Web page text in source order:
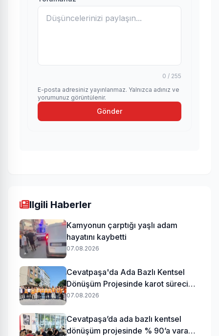
0 / 255
E-posta adresiniz yayınlanmaz. Yalnızca adınız ve
yorumunuz görüntülenir.
Gönder
Ilgili Haberler
Kamyonun çarptığı yaşlı adam
hayatını kaybetti
07.08.2026
Cevatpaşa'da Ada Bazlı Kentsel
Dönüşüm Projesinde karot süreci
başladı
07.08.2026
Cevatpaşa’da ada bazlı kentsel
dönüşüm projesinde % 90’a varan